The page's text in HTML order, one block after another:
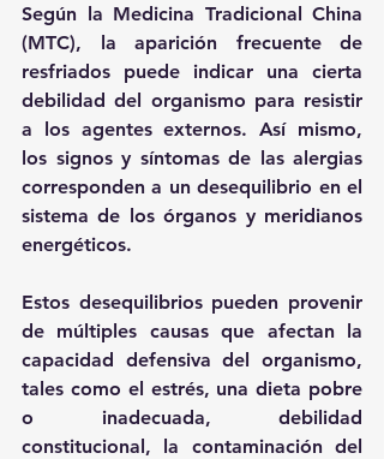
Según la Medicina Tradicional China
(MTC), la aparición frecuente de
resfriados puede indicar una cierta
debilidad del organismo para resistir
a los agentes externos. Así mismo,
los signos y síntomas de las alergias
corresponden a un desequilibrio en el
sistema de los órganos y meridianos
energéticos.
Estos desequilibrios pueden provenir
de múltiples causas que afectan la
capacidad defensiva del organismo,
tales como el estrés, una dieta pobre
o inadecuada, debilidad
constitucional, la contaminación del